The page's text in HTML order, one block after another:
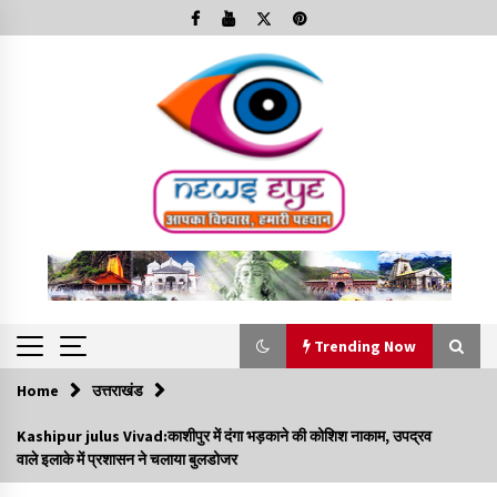
to
Trending Now
Trending Now
Minorities Rights Day : विश्व अल्पसंख्यक अधिकार दिवस
कार्यक्रम में शामिल हुए सीएम,आधुनिक मदरसों का नाम अब्दुल कलाम के नाम
Home उत्तराखंड
Kashipur julus Vivad:काशीपुर में दंगा भड़काने की कोशिश नाकाम, उपद्रव
वाले इलाके में प्रशासन ने चलाया बुलडोजर